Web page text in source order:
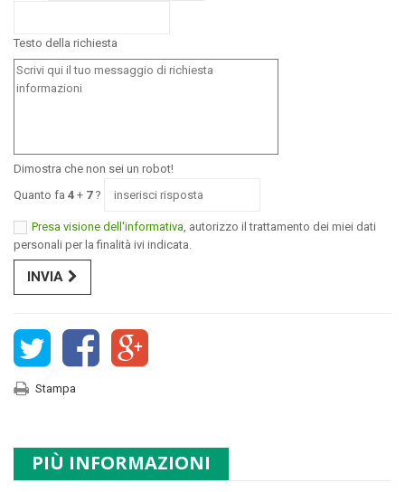
Testo della richiesta
Dimostra che non sei un robot!
Quanto fa 4 + 7?
Presa visione dell'informativa , autorizzo il trattamento dei miei dati
personali per la finalità ivi indicata.
INVIA
Stampa
PIÙ INFORMAZIONI